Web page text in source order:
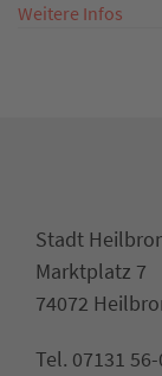
Weitere Infos
Stadt
Marktplatz 7
74072
Tel. 07131 56-